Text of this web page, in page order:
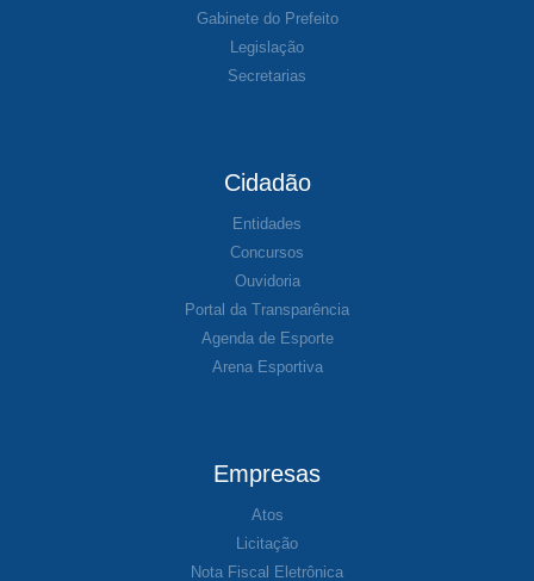
Gabinete do Prefeito
Legislação
Secretarias
Cidadão
Entidades
Concursos
Ouvidoria
Portal da Transparência
Agenda de Esporte
Arena Esportiva
Empresas
Atos
Licitação
Nota Fiscal Eletrônica